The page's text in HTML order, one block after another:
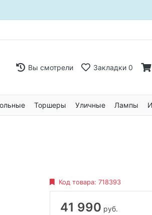
Вы смотрели Закладки 0
Торшеры Уличные Лампы
Код товара: 718393
41 990 руб.